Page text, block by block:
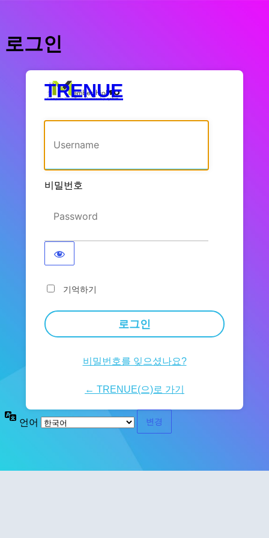
로그인
TRENUE
비밀번호
기억하기
비밀번호를 잊으셨나요?
← TRENUE(으)로 가기
언어